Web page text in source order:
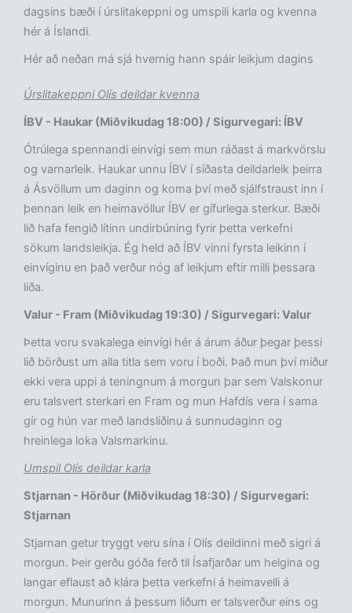
dagsins bæði í úrslitakeppni og umspili karla og kvenna
hér á Íslandi.
Hér að neðan má sjá hvernig hann spáir leikjum dagins
Úrslitakeppni Olís deildar kvenna
ÍBV - Haukar (Miðvikudag 18:00) / Sigurvegari: ÍBV
Ótrúlega spennandi einvígi sem mun ráðast á markvörslu
og varnarleik. Haukar unnu ÍBV í síðasta deildarleik þeirra
á Ásvöllum um daginn og koma því með sjálfstraust inn í
þennan leik en heimavöllur ÍBV er gífurlega sterkur. Bæði
lið hafa fengið lítinn undirbúning fyrir þetta verkefni
sökum landsleikja. Ég held að ÍBV vinni fyrsta leikinn í
einvíginu en það verður nóg af leikjum eftir milli þessara
liða.
Valur - Fram (Miðvikudag19:30) / Sigurvegari: Valur
Þetta voru svakalega einvígi hér á árum áður þegar þessi
lið börðust um alla titla sem voru í boði. Það mun því miður
ekki vera uppi á teningnum á morgun þar sem Valskonur
eru talsvert sterkari en Fram og mun Hafdís vera í sama
gír og hún var með landsliðinu á sunnudaginn og
hreinlega loka Valsmarkinu.
Umspil Olís deildar karla
Stjarnan - Hörður (Miðvikudag18:30) / Sigurvegari:
Stjarnan
Stjarnan getur tryggt veru sína í Olís deildinni með sigri á
morgun. Þeir gerðu góða ferð til Ísafjarðar um helgina og
langar eflaust að klára þetta verkefni á heimavelli á
morgun. Munurinn á þessum liðum er talsverður eins og